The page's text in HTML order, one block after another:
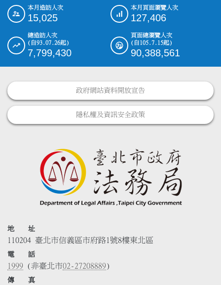
::: 本月造訪人次
15,025
本月頁面瀏覽人次
127,406
總造訪人次
(自93.07.26起)
7,799,430
頁面總瀏覽人次
(自105.7.15起)
90,388,561
政府網站資料開放宣告
隱私權及資訊安全政策
地 址
110204 臺北市信義區市府路1號8樓東北區
電 話
1999 (非臺北市02-27208889)
傳 真